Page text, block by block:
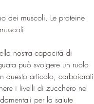
dei muscoli. Le proteine
nostra capacità di
può svolgere un ruolo
questo articolo, carboidrati
i livelli di zucchero nel
per la salute